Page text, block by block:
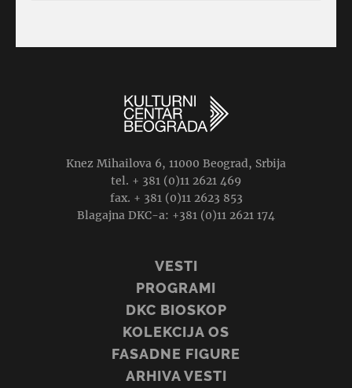
Knez Mihailova 6, 11000 Beograd, Srbija
tel. + 381 (0)11 2621 469
fax. + 381 (0)11 2623 853
Blagajna DKC-a: +381 (0)11 2621 174
VESTI
PROGRAMI
DKC BIOSKOP
KOLEKCIJA OS
FASADNE FIGURE
ARHIVA VESTI